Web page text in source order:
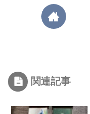
関連記事